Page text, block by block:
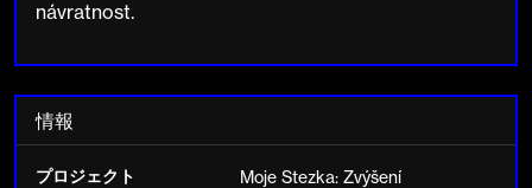
návratnost.
情報
プロジェクト
Moje Stezka: Zvýšení